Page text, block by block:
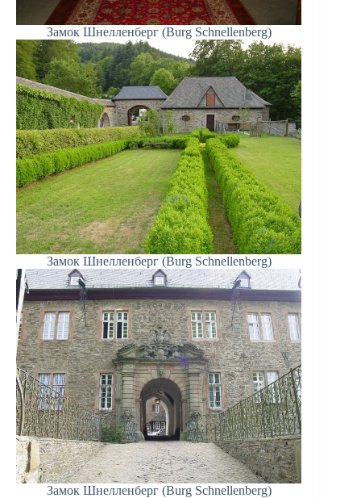
Замок Шнелленберг (Burg Schnellenberg)
Замок Шнелленберг (Burg Schnellenberg)
Замок Шнелленберг (Burg Schnellenberg)